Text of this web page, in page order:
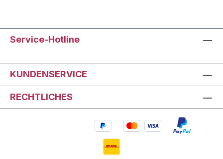
Service-Hotline
KUNDENSERVICE
RECHTLICHES